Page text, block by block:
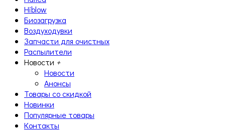
Hiblow
Биозагрузка
Воздуходувки
Запчасти для очистных
Распылители
Новости +
Новости
Анонсы
Товары со скидкой
Новинки
Популярные товары
Контакты